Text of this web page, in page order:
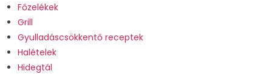
Főzelékek
Grill
Gyulladáscsökkentő receptek
Halételek
Hidegtál